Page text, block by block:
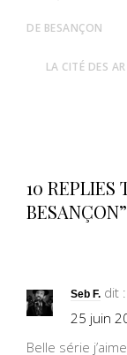
DE BESANÇON
LA CITÉ DES
10 REPLIES
BESANÇON”
Seb F. dit :
25 juin
Belle série